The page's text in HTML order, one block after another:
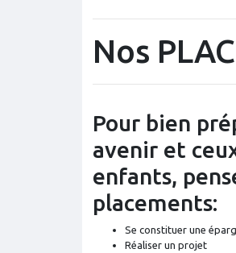
Nos
Pour bien
avenir et
enfants,
placements:
Se constituer une
Réaliser un projet